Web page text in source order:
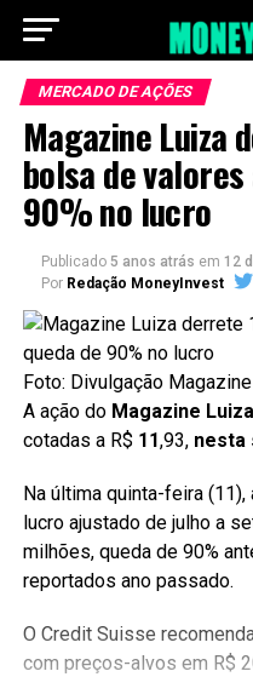
MERCADO DE AÇÕES
Magazine Luiza
bolsa de
90% no lucro
Publicado 5 anos atrás em 12
Por Redação MoneyInvest
Foto: Divulgação
A ação do Magazine Luiza
cotadas a R$ 11,93, nesta
Na última quinta-feira (11),
lucro ajustado de julho a
milhões, queda de 90%
reportados ano passado.
O Credit Suisse
com preços-alvos em R$